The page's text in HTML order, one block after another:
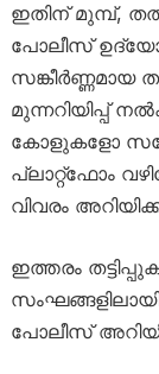
ഇതിന് മുമ്പ്,
പോലീസ്
സങ്കീർണ്ണമായ
മുന്നറിയിപ്പ്
കോളുകളോ
പ്ലാറ്റ്‌ഫോം
വിവരം
ഇത്തരം
പോലീസ്